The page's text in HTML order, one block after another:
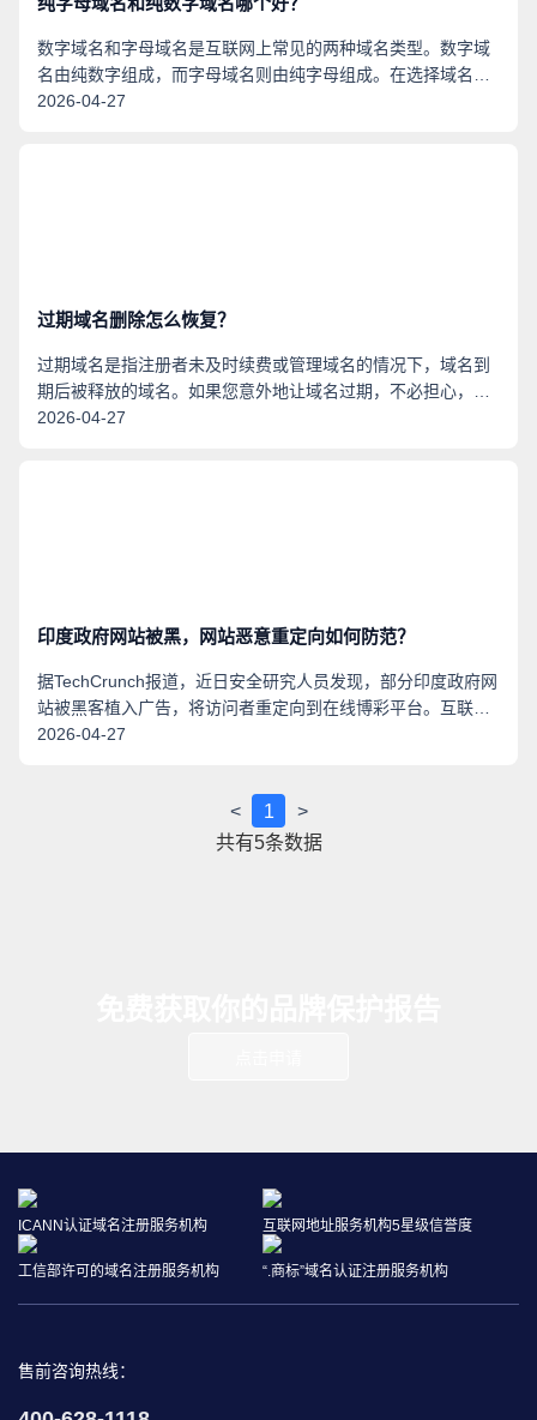
数字域名和字母域名是互联网上常见的两种域名类型。数字域
名由纯数字组成，而字母域名则由纯字母组成。在选择域名
时，很多人会犹豫不决，不知道该选择哪种类型的域名。本文
2026-04-27
过期域名删除怎么恢复？
过期域名是指注册者未及时续费或管理域名的情况下，域名到
期后被释放的域名。如果您意外地让域名过期，不必担心，
190将为您提供一些详细的步骤，以帮助您恢复过期的域名。
2026-04-27
印度政府网站被黑，网站恶意重定向如何防范？
据TechCrunch报道，近日安全研究人员发现，部分印度政府网
站被黑客植入广告，将访问者重定向到在线博彩平台。互联网
域名系统国家工程研究中心（ZDNS）专家指出，可以多重防
2026-04-27
< 1
>
共有5条数据
ICANN认证域名注册服务机构 互联网地址服务机构5星级信誉度
工信部许可的域名注册服务机构 “.商标”域名认证注册服务机构
售前咨询热线：